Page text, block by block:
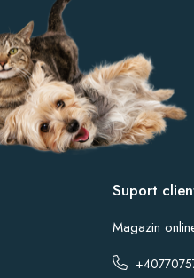
Suport
Magazin